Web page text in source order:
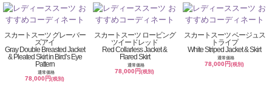
スカートスーツ グレーバー
ズアイ
Gray Double Breasted Jacket
& Pleated Skirt in Bird’s Eye
Pattern
通常価格
78,000円(税別)
スカートスーツ ロービング
ツイードレッド
Red Collarless Jacket &
Flared Skirt
通常価格
78,000円(税別)
スカートスーツ ベージュス
トライプ
White Striped Jacket & Skirt
通常価格
78,000円(税別)